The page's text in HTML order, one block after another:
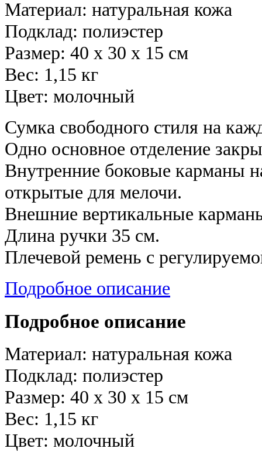
Материал: натуральная кожа
Подклад: полиэстер
Размер: 40 х 30 х 15 см
Вес: 1,15 кг
Цвет: молочный
Сумка свободного стиля на
Одно основное отделение
Внутренние боковые карманы
открытые для мелочи.
Внешние вертикальные
Длина ручки 35 см.
Плечевой ремень с
Подробное описание
Подробное описание
Материал: натуральная кожа
Подклад: полиэстер
Размер: 40 х 30 х 15 см
Вес: 1,15 кг
Цвет: молочный